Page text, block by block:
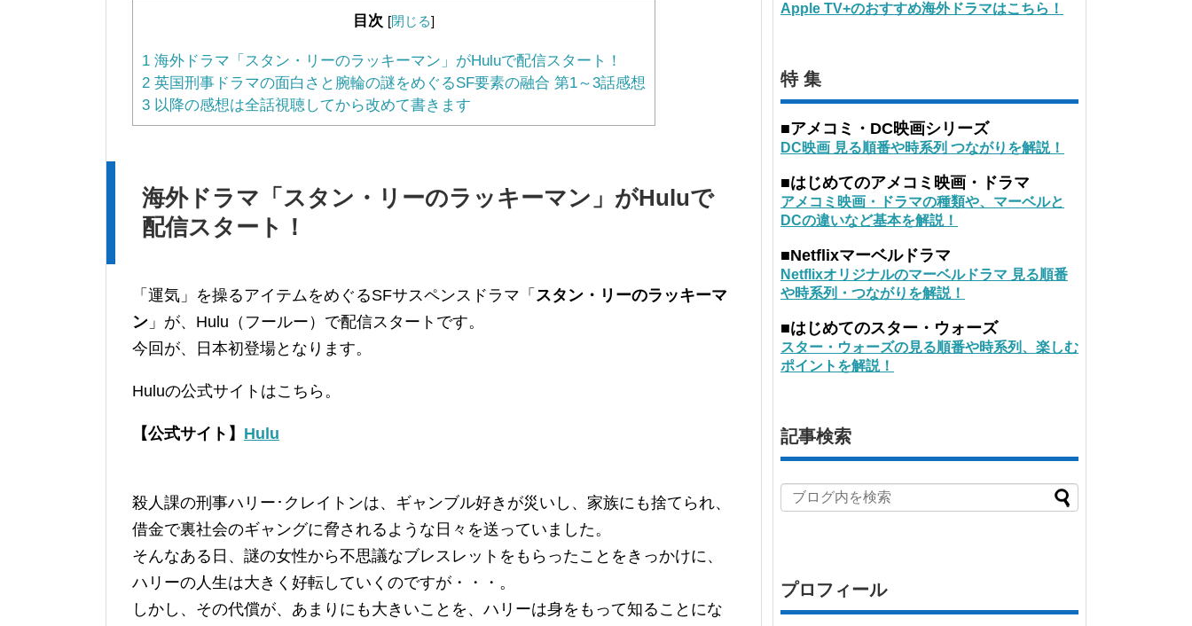
目次 [閉じる]
1 海外ドラマ「スタン・リーのラッキーマン」がHuluで配信スタート！
2 英国刑事ドラマの面白さと腕輪の謎をめぐるSF要素の融合 第1～3話感想
3 以降の感想は全話視聴してから改めて書きます
海外ドラマ「スタン・リーのラッキーマン」がHuluで
配信スタート！
「運気」を操るアイテムをめぐるSFサスペンスドラマ「 スタン・リーのラッキーマ
ン 」が、Hulu（フールー）で配信スタートです。
今回が、日本初登場となります。
Huluの公式サイトはこちら。
【公式サイト】 Hulu
殺人課の刑事ハリー･クレイトンは、ギャンブル好きが災いし、家族にも捨てられ、
借金で裏社会のギャングに脅されるような日々を送っていました。
そんなある日、謎の女性から不思議なブレスレットをもらったことをきっかけに、
ハリーの人生は大きく好転していくのですが・・・。
しかし、その代償が、あまりにも大きいことを、ハリーは身をもって知ることにな
Apple TV+のおすすめ海外ドラマはこちら！
特 集
■アメコミ・DC映画シリーズ
DC映画 見る順番や時系列 つながりを解説！
■はじめてのアメコミ映画・ドラマ
アメコミ映画・ドラマの種類や、マーベルと
DCの違いなど基本を解説！
■Netflixマーベルドラマ
Netflixオリジナルのマーベルドラマ 見る順番
や時系列・つながりを解説！
■はじめてのスター・ウォーズ
スター・ウォーズの見る順番や時系列、楽しむ
ポイントを解説！
記事検索
プロフィール